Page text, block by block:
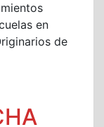
en
de